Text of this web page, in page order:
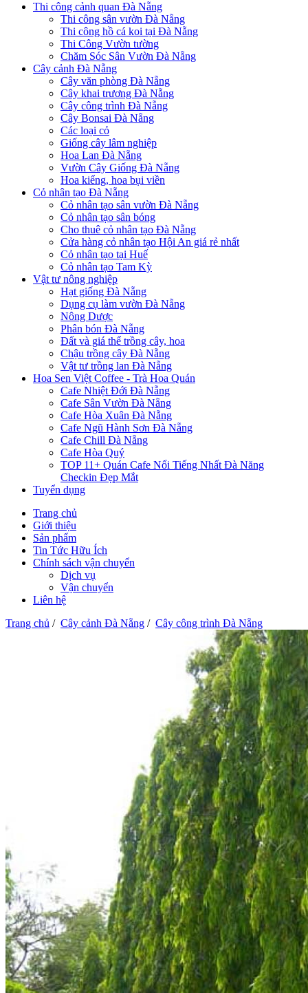
Thi công cảnh quan Đà Nẵng
Thi công sân vườn Đà Nẵng
Thi công hồ cá koi tại Đà Nẵng
Thi Công Vườn tường
Chăm Sóc Sân Vườn Đà Nẵng
Cây cảnh Đà Nẵng
Cây văn phòng Đà Nẵng
Cây khai trương Đà Nẵng
Cây công trình Đà Nẵng
Cây Bonsai Đà Nẵng
Các loại cỏ
Giống cây lâm nghiệp
Hoa Lan Đà Nẵng
Vườn Cây Giống Đà Nẵng
Hoa kiểng, hoa bụi viền
Cỏ nhân tạo Đà Nẵng
Cỏ nhân tạo sân vườn Đà Nẵng
Cỏ nhân tạo sân bóng
Cho thuê cỏ nhân tạo Đà Nẵng
Cửa hàng cỏ nhân tạo Hội An giá rẻ nhất
Cỏ nhân tạo tại Huế
Cỏ nhân tạo Tam Kỳ
Vật tư nông nghiệp
Hạt giống Đà Nẵng
Dụng cụ làm vườn Đà Nẵng
Nông Dược
Phân bón Đà Nẵng
Đất và giá thể trồng cây, hoa
Chậu trồng cây Đà Nẵng
Vật tư trồng lan Đà Nẵng
Hoa Sen Việt Coffee - Trà Hoa Quán
Cafe Nhiệt Đới Đà Nẵng
Cafe Sân Vườn Đà Nẵng
Cafe Hòa Xuân Đà Nẵng
Cafe Ngũ Hành Sơn Đà Nẵng
Cafe Chill Đà Nẵng
Cafe Hòa Quý
TOP 11+ Quán Cafe Nổi Tiếng Nhất Đà Năng
Checkin Đẹp Mắt
Tuyển dụng
Trang chủ
Giới thiệu
Sản phẩm
Tin Tức Hữu Ích
Chính sách vận chuyển
Dịch vụ
Vận chuyển
Liên hệ
Trang chủ / Cây cảnh Đà Nẵng / Cây công trình Đà Nẵng